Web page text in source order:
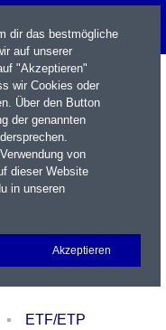
Login
ETF/ETP
dir das bestmögliche
auf unserer
"Akzeptieren"
wir Cookies oder
Über den Button
der genannten
von
dieser Website
in unseren
Akzeptieren